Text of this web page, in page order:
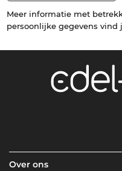
Meer informatie met
persoonlijke gegevens vind
Over ons